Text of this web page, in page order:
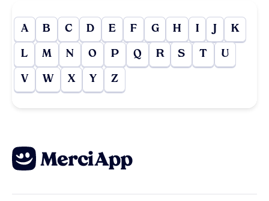
A B C D E F G H I J K
L M N O P Q R S T U
V W X Y Z